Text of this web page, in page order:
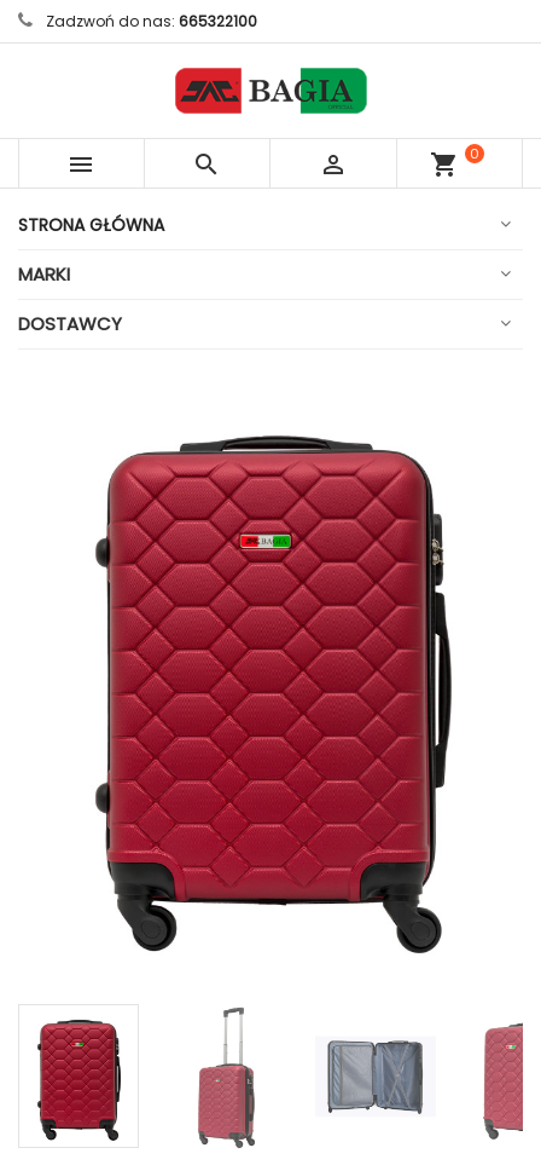
Zadzwoń do nas: 665322100
   shopping_cart
0
STRONA GŁÓWNA
MARKI
DOSTAWCY